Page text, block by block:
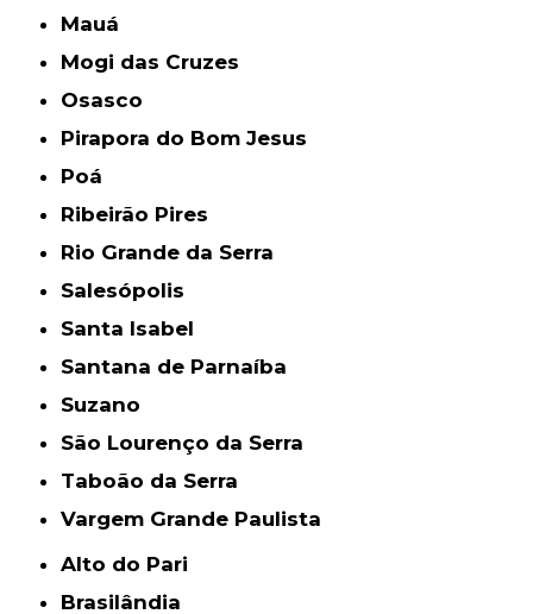
Mauá
Mogi das Cruzes
Osasco
Pirapora do Bom Jesus
Poá
Ribeirão Pires
Rio Grande da Serra
Salesópolis
Santa Isabel
Santana de Parnaíba
Suzano
São Lourenço da Serra
Taboão da Serra
Vargem Grande Paulista
Alto do Pari
Brasilândia